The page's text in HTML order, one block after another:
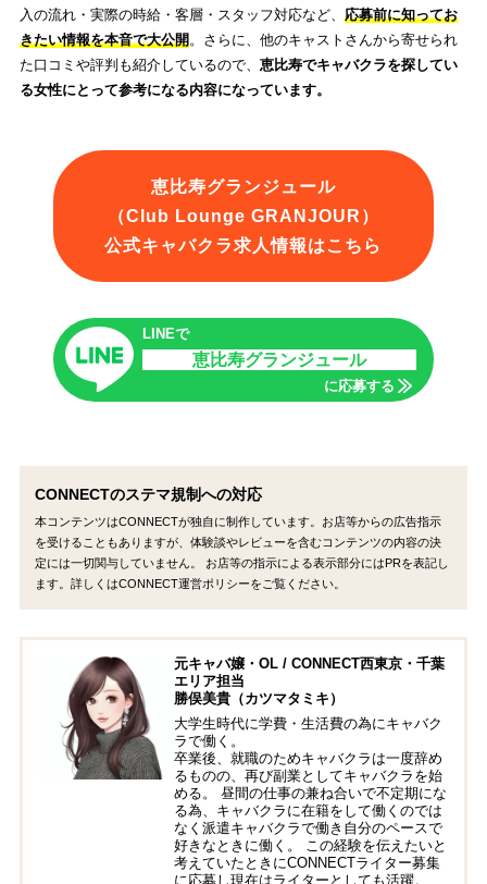
入の流れ・実際の時給・客層・スタッフ対応など、 応募前に知ってお
きたい情報を本音で大公開。さらに、他のキャストさんから寄せられ
た口コミや評判も紹介しているので、 恵比寿でキャバクラを探してい
る女性にとって参考になる内容になっています。
恵比寿グランジュール
（Club Lounge GRANJOUR）
公式キャバクラ求人情報はこちら
LINEで
恵比寿グランジュール
に応募する
CONNECTのステマ規制への対応
本コンテンツはCONNECTが独自に制作しています。お店等からの広告指示
を受けることもありますが、体験談やレビューを含むコンテンツの内容の決
定には一切関与していません。 お店等の指示による表示部分にはPRを表記し
ます。詳しくはCONNECT運営ポリシーをご覧ください。
元キャバ嬢・OL / CONNECT西東京・千葉
エリア担当
勝俣美貴（カツマタミキ）
大学生時代に学費・生活費の為にキャバク
ラで働く。
卒業後、就職のためキャバクラは一度辞め
るものの、再び副業としてキャバクラを始
める。 昼間の仕事の兼ね合いで不定期にな
る為、キャバクラに在籍をして働くのでは
なく派遣キャバクラで働き自分のペースで
好きなときに働く。 この経験を伝えたいと
考えていたときにCONNECTライター募集
に応募し現在はライターとしても活躍。